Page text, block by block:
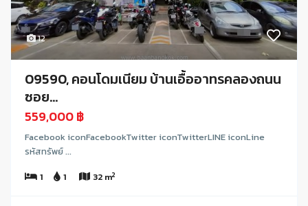
12
09590, คอนโดมเนียม บ้านเอื้ออาทรคลองถนน
ซอย...
559,000 ฿
Facebook iconFacebookTwitter iconTwitterLINE iconLine
รหัสทรัพย์ ...
1
1 32 m2